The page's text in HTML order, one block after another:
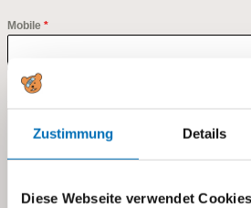
Zustimmung Details
Diese Webseite verwendet Cookies
Mobile *